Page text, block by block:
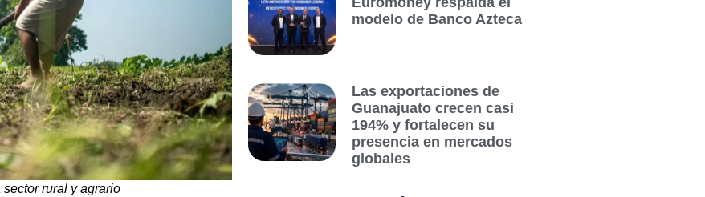
rural y agrario
modelo de Banco Azteca
Las exportaciones de
Guanajuato crecen casi
194% y fortalecen su
presencia en mercados
globales